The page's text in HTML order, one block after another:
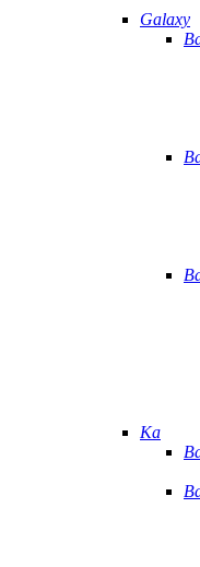
Galaxy
Ka